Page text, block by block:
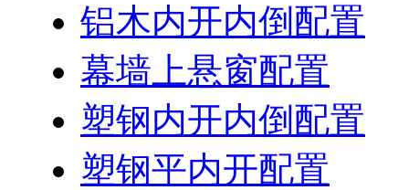
铝木内开内倒配置
幕墙上悬窗配置
塑钢内开内倒配置
塑钢平内开配置